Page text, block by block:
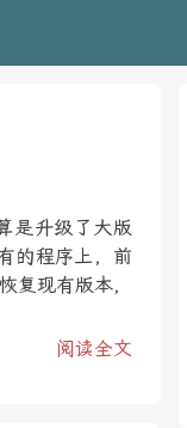
是升级了大版
的程序上，前
复现有版本，
阅读全文